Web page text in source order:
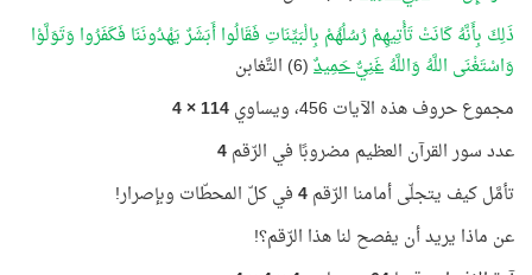
ذَلِكَ بِأَنَّهُ كَانَتْ تَأْتِيهِمْ رُسُلُهُمْ بِالْبَيِّنَاتِ فَقَالُوا أَبَشَرٌ يَهْدُونَنَا فَكَفَرُوا وَتَوَلَّوْا
وَاسْتَغْنَى اللَّهُ وَاللَّهُغَنِيٌّ حَمِيدٌ(6) التَّغابن
مجموع حروف هذه الآيات 456، ويساوي
114 × 4
عدد سور القرآن العظيم مضروبًا في الرّقم4
تأمَّل كيف يتجلّى أمامنا الرّقم4في كلّ المحطّات وبإصرار!
عن ماذا يريد أن يفصح لنا هذا الرّقم؟!